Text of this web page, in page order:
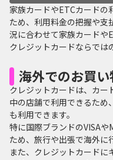
家族カードやETCカードの
ため、利用料金の把握や支
況に合わせて家族カードや
クレジットカードならでは
海外でのお買い
クレジットカードは、カー
中の店舗で利用できるため
も利用できます。
特に国際ブランドのVISA
ため、旅行や出張で海外に
また、クレジットカードに